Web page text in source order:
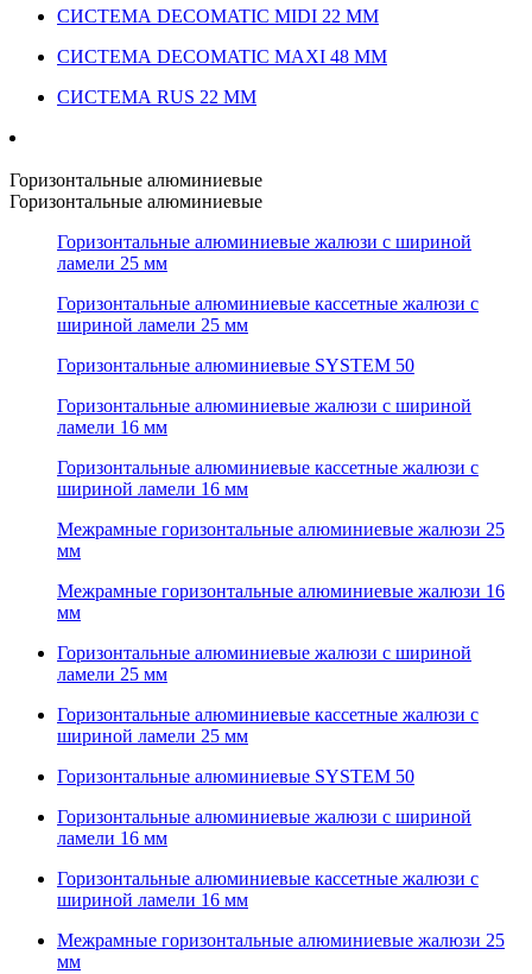
СИСТЕМА DECOMATIC MIDI 22 ММ
СИСТЕМА DECOMATIC MAXI 48 ММ
СИСТЕМА RUS 22 ММ
Горизонтальные алюминиевые
Горизонтальные алюминиевые
Горизонтальные алюминиевые жалюзи с шириной
ламели 25 мм
Горизонтальные алюминиевые кассетные жалюзи с
шириной ламели 25 мм
Горизонтальные алюминиевые SYSTEM 50
Горизонтальные алюминиевые жалюзи с шириной
ламели 16 мм
Горизонтальные алюминиевые кассетные жалюзи с
шириной ламели 16 мм
Межрамные горизонтальные алюминиевые жалюзи 25
мм
Межрамные горизонтальные алюминиевые жалюзи 16
мм
Горизонтальные алюминиевые жалюзи с шириной
ламели 25 мм
Горизонтальные алюминиевые кассетные жалюзи с
шириной ламели 25 мм
Горизонтальные алюминиевые SYSTEM 50
Горизонтальные алюминиевые жалюзи с шириной
ламели 16 мм
Горизонтальные алюминиевые кассетные жалюзи с
шириной ламели 16 мм
Межрамные горизонтальные алюминиевые жалюзи 25
мм